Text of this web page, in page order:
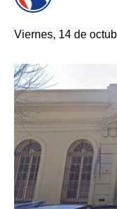
Viernes, 14 de